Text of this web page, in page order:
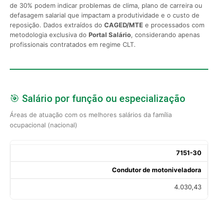
de 30% podem indicar problemas de clima, plano de carreira ou
defasagem salarial que impactam a produtividade e o custo de
reposição. Dados extraídos do CAGED/MTE e processados com
metodologia exclusiva do Portal Salário, considerando apenas
profissionais contratados em regime CLT.
🎯 Salário por função ou especialização
Áreas de atuação com os melhores salários da família
ocupacional (nacional)
7151-30
Condutor de motoniveladora
4.030,43